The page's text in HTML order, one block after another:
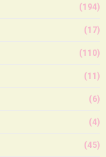
(194)
(17)
(110)
(11)
(6)
(4)
(45)